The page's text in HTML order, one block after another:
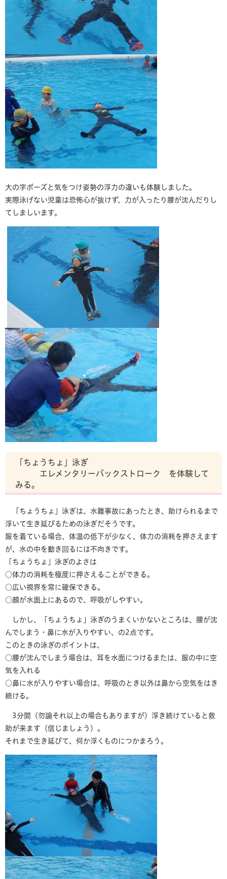
大の字ポーズと気をつけ姿勢の浮力の違いも体験しました。
実際泳げない児童は恐怖心が抜けず、力が入ったり腰が沈んだりし
てしましいます。
「ちょうちょ」泳ぎ
エレメンタリーバックストローク を体験して
みる。
「ちょうちょ」泳ぎは、水難事故にあったとき、助けられるまで
浮いて生き延びるための泳ぎだそうです。
服を着ている場合、体温の低下が少なく、体力の消耗を押さえます
が、水の中を動き回るには不向きです。
「ちょうちょ」泳ぎのよさは
○体力の消耗を極度に押さえることができる。
○広い視界を常に確保できる。
○顔が水面上にあるので、呼吸がしやすい。
しかし、「ちょうちょ」泳ぎのうまくいかないところは、腰が沈
んでしまう・鼻に水が入りやすい、の2点です。
このときの泳ぎのポイントは、
○腰が沈んでしまう場合は、耳を水面につけるまたは、服の中に空
気を入れる
○鼻に水が入りやすい場合は、呼吸のとき以外は鼻から空気をはき
続ける。
3分間（勿論それ以上の場合もありますが）浮き続けていると救
助が来ます（信じましょう）。
それまで生き延びて、何か浮くものにつかまろう。